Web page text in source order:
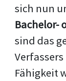
sich nun
Bachelor-
sind das
Fähigkeit